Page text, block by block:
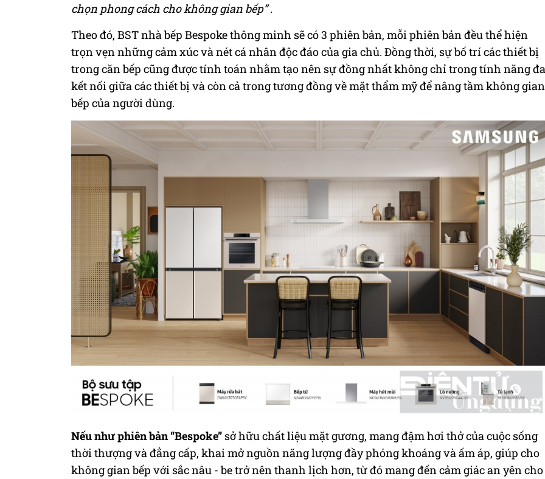
chọn phong cách cho không gian bếp” .
Theo đó, BST nhà bếp Bespoke thông minh sẽ có 3 phiên bản, mỗi phiên bản đều thể hiện
trọn vẹn những cảm xúc và nét cá nhân độc đáo của gia chủ. Đồng thời, sự bố trí các thiết bị
trong căn bếp cũng được tính toán nhằm tạo nên sự đồng nhất không chỉ trong tính năng đa
kết nối giữa các thiết bị và còn cả trong tương đồng về mặt thẩm mỹ để nâng tầm không gian
bếp của người dùng.
Nếu như phiên bản “Bespoke” sở hữu chất liệu mặt gương, mang đậm hơi thở của cuộc sống
thời thượng và đẳng cấp, khai mở nguồn năng lượng đầy phóng khoáng và ấm áp, giúp cho
không gian bếp với sắc nâu - be trở nên thanh lịch hơn, từ đó mang đến cảm giác an yên cho